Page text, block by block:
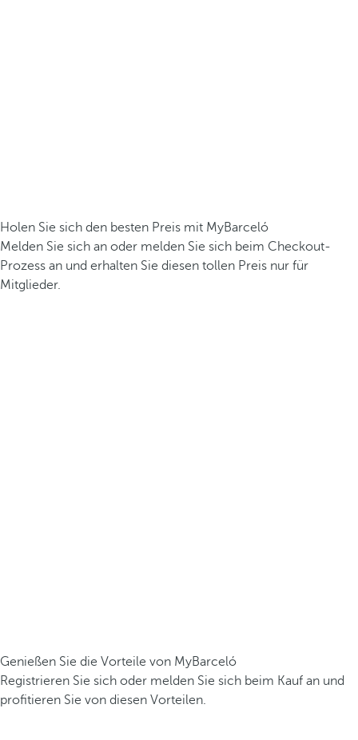
Holen Sie sich den besten Preis mit MyBarceló
Melden Sie sich an oder melden Sie sich beim Checkout-
Prozess an und erhalten Sie diesen tollen Preis nur für
Mitglieder.
Genießen Sie die Vorteile von MyBarceló
Registrieren Sie sich oder melden Sie sich beim Kauf an und
profitieren Sie von diesen Vorteilen.